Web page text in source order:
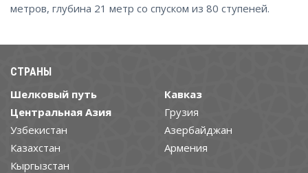
метров, глубина 21 метр со спуском из 80 ступеней.
СТРАНЫ
Шелковый путь
Центральная Азия
Узбекистан
Казахстан
Кыргызстан
Кавказ
Грузия
Азербайджан
Армения